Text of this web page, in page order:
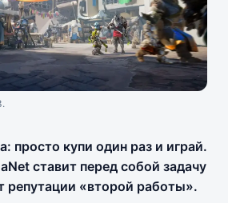
просто купи один раз и играй.
ставит перед собой задачу
репутации «второй работы».